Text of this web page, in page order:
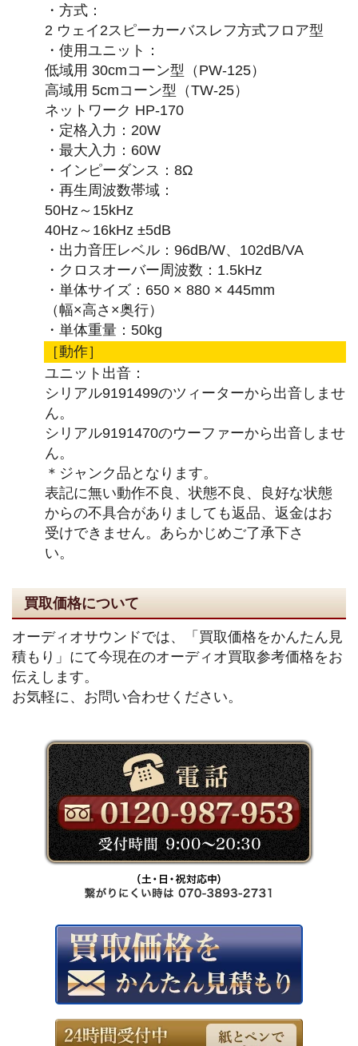
・方式：
2 ウェイ2スピーカーバスレフ方式フロア型
・使用ユニット：
低域用 30cmコーン型（PW-125）
高域用 5cmコーン型（TW-25）
ネットワーク HP-170
・定格入力：20W
・最大入力：60W
・インピーダンス：8Ω
・再生周波数帯域：
50Hz～15kHz
40Hz～16kHz ±5dB
・出力音圧レベル：96dB/W、102dB/VA
・クロスオーバー周波数：1.5kHz
・単体サイズ：650 × 880 × 445mm
（幅×高さ×奥行）
・単体重量：50kg
［動作］
ユニット出音：
シリアル9191499のツィーターから出音しませ
ん。
シリアル9191470のウーファーから出音しませ
ん。
＊ジャンク品となります。
表記に無い動作不良、状態不良、良好な状態
からの不具合がありましても返品、返金はお
受けできません。あらかじめご了承下さ
い。
買取価格について
オーディオサウンドでは、「買取価格をかんたん見
積もり」にて今現在のオーディオ買取参考価格をお
伝えします。
お気軽に、お問い合わせください。